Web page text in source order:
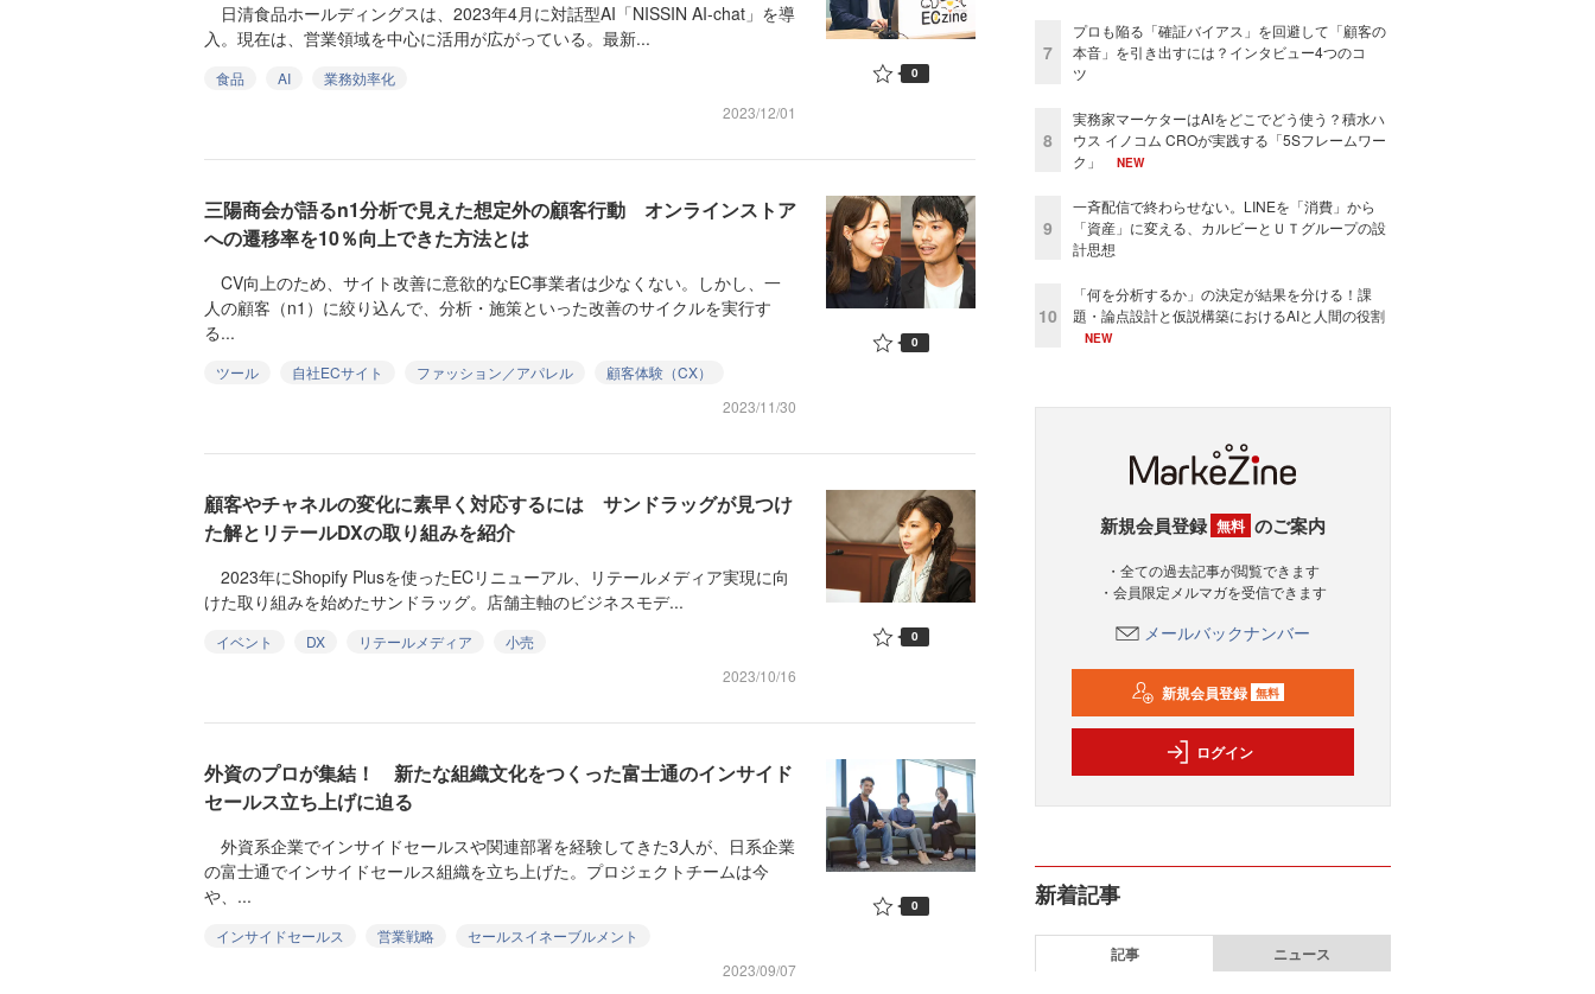
日清食品ホールディングスは、2023年4月に対話型AI「NISSIN AI-chat」を導
入。現在は、営業領域を中心に活用が広がっている。最新...
食品 AI
業務効率化
2023/12/01
0
三陽商会が語るn1分析で見えた想定外の顧客行動 オンラインストア
への遷移率を10％向上できた方法とは
CV向上のため、サイト改善に意欲的なEC事業者は少なくない。しかし、一
人の顧客（n1）に絞り込んで、分析・施策といった改善のサイクルを実行す
る...
ツール 自社ECサイト ファッション／アパレル
顧客体験（CX）
2023/11/30
0
顧客やチャネルの変化に素早く対応するには サンドラッグが見つけ
た解とリテールDXの取り組みを紹介
2023年にShopify Plusを使ったECリニューアル、リテールメディア実現に向
けた取り組みを始めたサンドラッグ。店舗主軸のビジネスモデ...
イベント DX リテールメディア
小売
2023/10/16
0
外資のプロが集結！ 新たな組織文化をつくった富士通のインサイド
セールス立ち上げに迫る
外資系企業でインサイドセールスや関連部署を経験してきた3人が、日系企業
の富士通でインサイドセールス組織を立ち上げた。プロジェクトチームは今
や、...
インサイドセールス 営業戦略
セールスイネーブルメント
2023/09/07
0
7
プロも陥る「確証バイアス」を回避して「顧客の
本音」を引き出すには？インタビュー4つのコ
ツ
8
実務家マーケターはAIをどこでどう使う？積水ハ
ウス イノコム CROが実践する「5Sフレームワー
ク」
NEW
9
一斉配信で終わらせない。LINEを「消費」から
「資産」に変える、カルビーとＵＴグループの設
計思想
10
「何を分析するか」の決定が結果を分ける！課
題・論点設計と仮説構築におけるAIと人間の役割
NEW
新規会員登録 無料 のご案内
・全ての過去記事が閲覧できます
・会員限定メルマガを受信できます
メールバックナンバー
新規会員登録 無料
ログイン
新着記事
記事 ニュース